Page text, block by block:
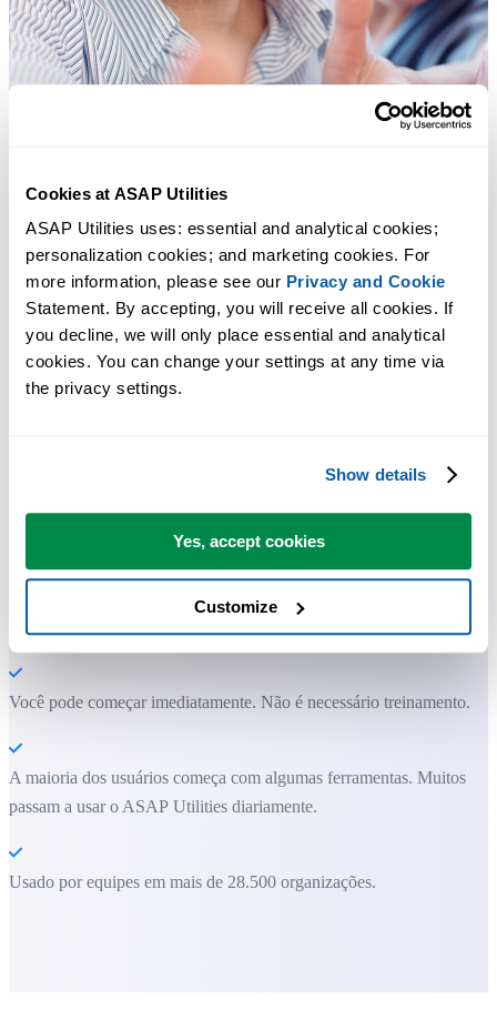
Cookies at ASAP Utilities
ASAP Utilities uses: essential and analytical cookies;
personalization cookies; and marketing cookies. For
more information, please see our Privacy and Cookie
Statement. By accepting, you will receive all cookies. If
you decline, we will only place essential and analytical
cookies. You can change your settings at any time via
the privacy settings.
Show details
Yes, accept cookies
Customize
Ferramentas práticas que muitos usuários do Excel gostariam de ter
Economize tempo no Excel. Simples assim.
O ASAP Utilities ajuda você a economizar tempo e fazer coisas que o
Você pode começar imediatamente. Não é necessário treinamento.
A maioria dos usuários começa com algumas ferramentas. Muitos
passam a usar o ASAP Utilities diariamente.
Usado por equipes em mais de 28.500 organizações.